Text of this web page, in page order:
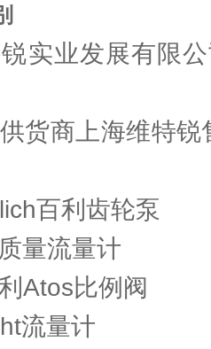
锐实业发展有限
货商上海维特
百利齿轮泵
量流量计
Atos比例阀
流量计